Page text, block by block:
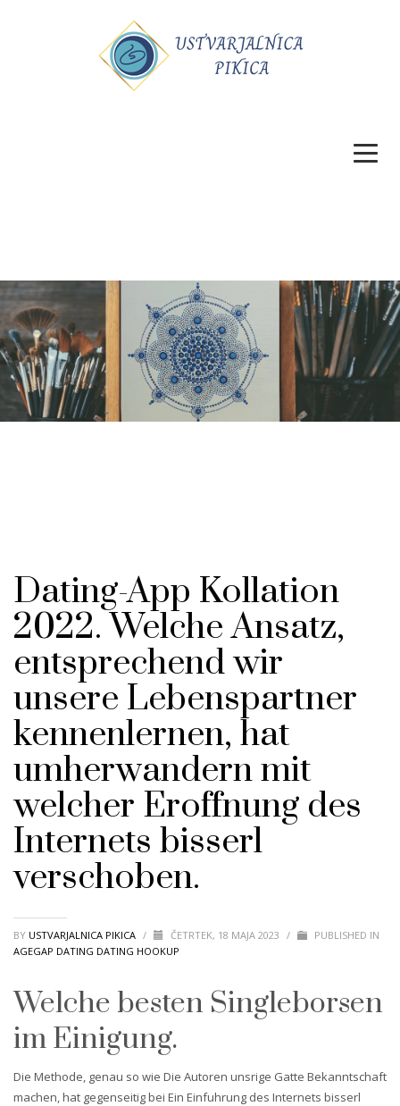
Dating-App Kollation
2022. Welche Ansatz,
entsprechend wir
unsere Lebenspartner
kennenlernen, hat
umherwandern mit
welcher Eroffnung des
Internets bisserl
verschoben.
BY USTVARJALNICA PIKICA / ČETRTEK, 18 MAJA 2023 /
PUBLISHED IN
AGEGAP DATING DATING HOOKUP
Welche besten Singleborsen
im Einigung.
Die Methode, genau so wie Die Autoren unsrige Gatte Bekanntschaft
machen, hat gegenseitig bei Ein Einfuhrung des Internets bisserl